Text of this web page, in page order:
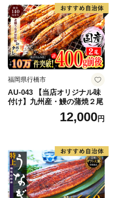
福岡県行橋市
AU-043 【当店オリジナル味
付け】九州産・鰻の蒲焼２尾
12,000円